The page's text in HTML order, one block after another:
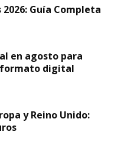
Guía Completa
en agosto para
digital
y Reino Unido: